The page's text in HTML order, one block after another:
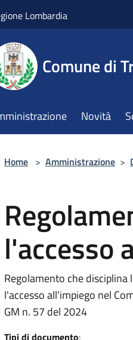
Lombardia
Comune di
Novità
Home > Amministrazione >
l'accesso
Regolamento che
l'accesso all'impiego nel
GM n. 57 del 2024
Tipi di documento: